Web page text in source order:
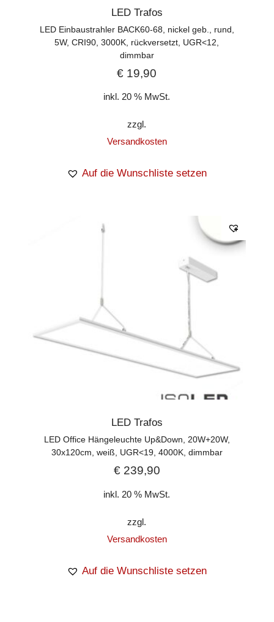
LED Trafos
LED Einbaustrahler BACK60-68, nickel geb., rund,
5W, CRI90, 3000K, rückversetzt, UGR<12,
dimmbar
€ 19,90
inkl. 20 % MwSt.
zzgl.
Versandkosten
Auf die Wunschliste setzen
LED Trafos
LED Office Hängeleuchte Up&Down, 20W+20W,
30x120cm, weiß, UGR<19, 4000K, dimmbar
€239,90
inkl. 20 % MwSt.
zzgl.
Versandkosten
Auf die Wunschliste setzen